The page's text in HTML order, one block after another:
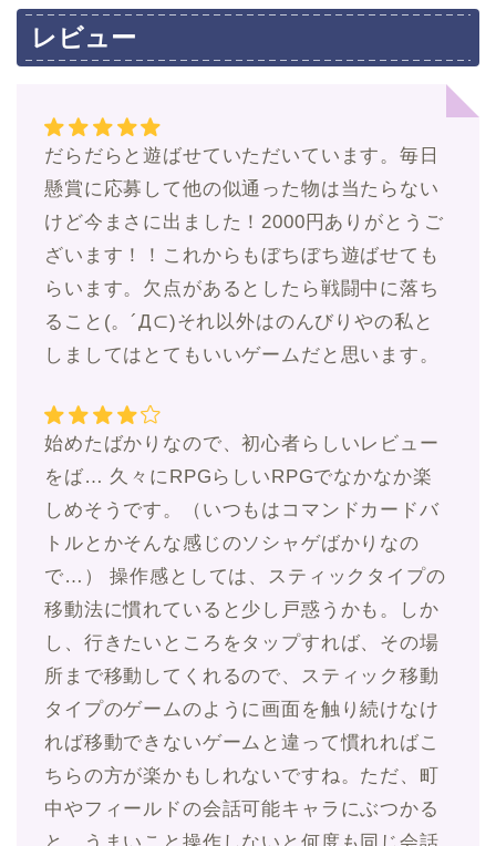
レビュー
だらだらと遊ばせていただいています。毎日
懸賞に応募して他の似通った物は当たらない
けど今まさに出ました！2000円ありがとうご
ざいます！！これからもぼちぼち遊ばせても
らいます。欠点があるとしたら戦闘中に落ち
ること(。´Д⊂)それ以外はのんびりやの私と
しましてはとてもいいゲームだと思います。
始めたばかりなので、初心者らしいレビュー
をば… 久々にRPGらしいRPGでなかなか楽
しめそうです。（いつもはコマンドカードバ
トルとかそんな感じのソシャゲばかりなの
で…） 操作感としては、スティックタイプの
移動法に慣れていると少し戸惑うかも。しか
し、行きたいところをタップすれば、その場
所まで移動してくれるので、スティック移動
タイプのゲームのように画面を触り続けなけ
れば移動できないゲームと違って慣れればこ
ちらの方が楽かもしれないですね。ただ、町
中やフィールドの会話可能キャラにぶつかる